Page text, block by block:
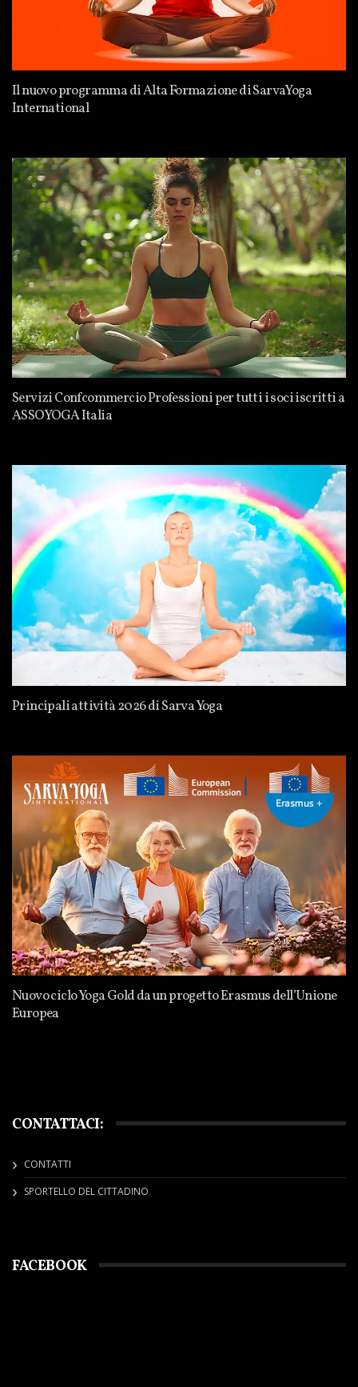
Il nuovo programma di Alta Formazione di SarvaYoga
International
Servizi Confcommercio Professioni per tutti i soci iscritti a
ASSOYOGA Italia
Principali attività 2026 di Sarva Yoga
Nuovo ciclo Yoga Gold da un progetto Erasmus dell’Unione
Europea
CONTATTACI:
CONTATTI
SPORTELLO DEL CITTADINO
FACEBOOK